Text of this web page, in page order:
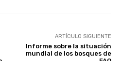
ARTÍCULO SIGUIENTE
Informe sobre la situación
mundial de los bosques de